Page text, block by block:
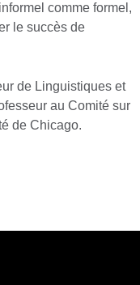
comme formel,
le succès de
de Linguistiques et
au Comité sur
de Chicago.